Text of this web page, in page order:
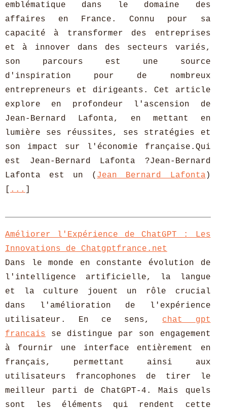
emblématique dans le domaine des
affaires en France. Connu pour sa
capacité à transformer des entreprises
et à innover dans des secteurs variés,
son parcours est une source
d'inspiration pour de nombreux
entrepreneurs et dirigeants. Cet article
explore en profondeur l'ascension de
Jean-Bernard Lafonta, en mettant en
lumière ses réussites, ses stratégies et
son impact sur l'économie française.Qui
est Jean-Bernard Lafonta ?Jean-Bernard
Lafonta est un ( Jean Bernard Lafonta )
...
Améliorer l'Expérience de ChatGPT : Les
Innovations de Chatgptfrance.net
Dans le monde en constante évolution de
l'intelligence artificielle, la langue
et la culture jouent un rôle crucial
dans l'amélioration de l'expérience
utilisateur. En ce sens, chat gpt
francais se distingue par son engagement
à fournir une interface entièrement en
français, permettant ainsi aux
utilisateurs francophones de tirer le
meilleur parti de ChatGPT-4. Mais quels
sont les éléments qui rendent cette